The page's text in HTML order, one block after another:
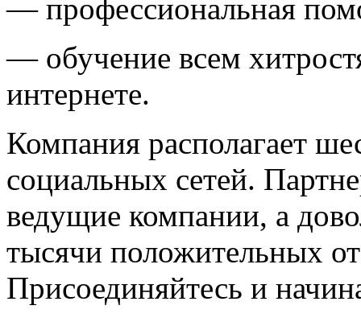
— профессиональная
— обучение всем
интернете.
Компания располагает
социальных сетей.
ведущие компании, а
тысячи положительных
Присоединяйтесь и